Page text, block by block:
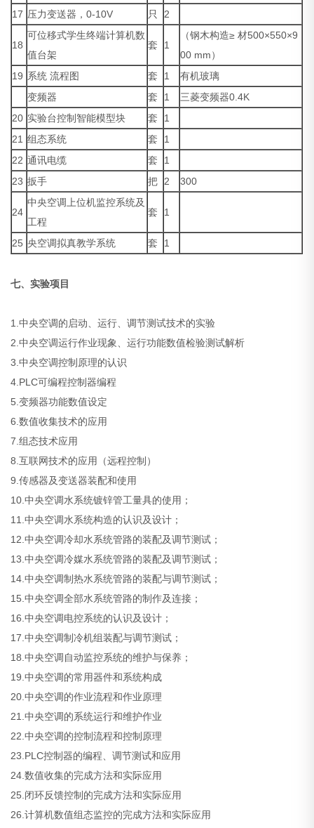
17 压力变送器，0-10V 只 2
18
可位移式学生终端计算机数
值台架
套 1
（钢木构造≥ 材500×550×9
00 mm）
19 系统 流程图 套 1
有机玻璃
变频器
套 1
三菱变频器0.4K
20 实验台控制智能模型块 套
1
21 组态系统 套
1
22 通讯电缆 套
1
23 扳手 把 2 300
24
中央空调上位机监控系统及
工程
套 1
25 央空调拟真教学系统 套 1
七、实验项目
1.中央空调的启动、运行、调节测试技术的实验
2.中央空调运行作业现象、运行功能数值检验测试解析
3.中央空调控制原理的认识
4.PLC可编程控制器编程
5.变频器功能数值设定
6.数值收集技术的应用
7.组态技术应用
8.互联网技术的应用（远程控制）
9.传感器及变送器装配和使用
10.中央空调水系统镀锌管工量具的使用；
11.中央空调水系统构造的认识及设计；
12.中央空调冷却水系统管路的装配及调节测试；
13.中央空调冷媒水系统管路的装配及调节测试；
14.中央空调制热水系统管路的装配与调节测试；
15.中央空调全部水系统管路的制作及连接；
16.中央空调电控系统的认识及设计；
17.中央空调制冷机组装配与调节测试；
18.中央空调自动监控系统的维护与保养；
19.中央空调的常用器件和系统构成
20.中央空调的作业流程和作业原理
21.中央空调的系统运行和维护作业
22.中央空调的控制流程和控制原理
23.PLC控制器的编程、调节测试和应用
24.数值收集的完成方法和实际应用
25.闭环反馈控制的完成方法和实际应用
26.计算机数值组态监控的完成方法和实际应用